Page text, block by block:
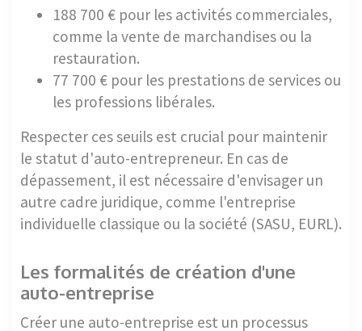
188 700 € pour les activités commerciales,
comme la vente de marchandises ou la
restauration.
77 700 € pour les prestations de services ou
les professions libérales.
Respecter ces seuils est crucial pour maintenir
le statut d'auto-entrepreneur. En cas de
dépassement, il est nécessaire d'envisager un
autre cadre juridique, comme l'entreprise
individuelle classique ou la société (SASU, EURL).
Les formalités de création d'une
auto-entreprise
Créer une auto-entreprise est un processus